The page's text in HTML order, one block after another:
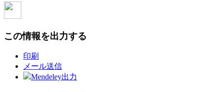
この情報を出力する
印刷
メール送信
Mendeley出力